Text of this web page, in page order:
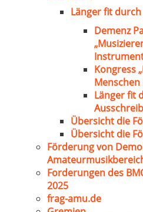
Länger fit
Demenz
Kongress
Menschen
Länger fit
Übersicht die
Übersicht die
Förderung von
Forderungen des
2025
frag-amu.de